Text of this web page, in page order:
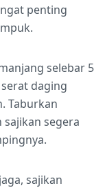
penting
selebar 5
daging
Taburkan
segera
sajikan